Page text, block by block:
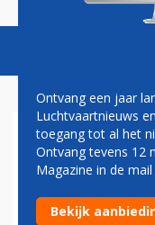
'DUITSE
SCHULD
Ontvang een jaar
Luchtvaartnieuws
toegang tot al het
Ontvang tevens 12
Magazine in de
Bekijk